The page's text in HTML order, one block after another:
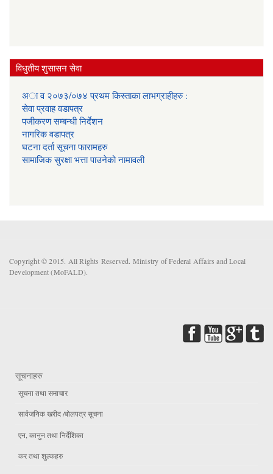
विधुतीय शुसासन सेवा
अा व २०७३/०७४ प्रथम किस्ताका लाभग्राहीहरु :
सेवा प्रवाह वडापत्र
प‌जीकरण सम्बन्धी निर्देशन
नागरिक वडापत्र
घटना दर्ता सूचना फारामहरु
सामाजिक सुरक्षा भत्ता पाउनेको नामावली
Copyright © 2015. All Rights Reserved. Ministry of Federal Affairs and Local
Development (MoFALD).
सूचनाहरु
सूचना तथा समाचार
सार्वजनिक खरीद /बोलपत्र सूचना
एन, कानुन तथा निर्देशिका
कर तथा शुल्कहरु